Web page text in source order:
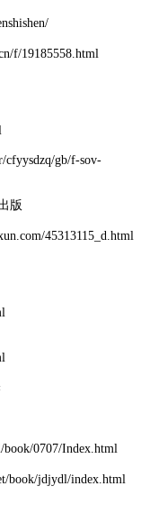
f/19185558.html
cfyysdzq/gb/f-sov-
版
45313115_d.html
0707/Index.html
book/jdjydl/index.html